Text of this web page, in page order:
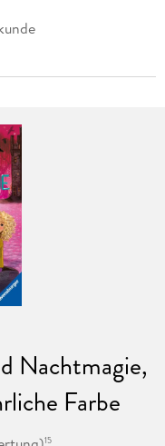
Nachtmagie,
Farbe
15